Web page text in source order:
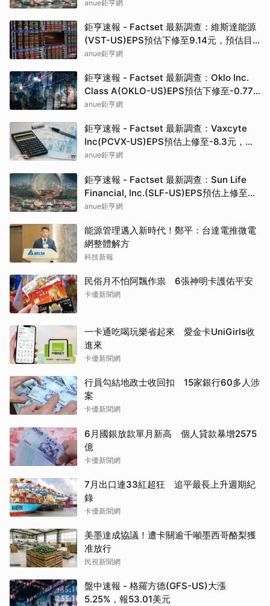
anue鉅亨網
鉅亨速報 - Factset 最新調查：維斯達能源
(VST-US)EPS預估下修至9.14元，預估目
標價為222.00元
anue鉅亨網
鉅亨速報 - Factset 最新調查：Oklo Inc.
Class A(OKLO-US)EPS預估下修至-0.77
元，預估目標價為83.50元
anue鉅亨網
鉅亨速報 - Factset 最新調查：Vaxcyte
Inc(PCVX-US)EPS預估上修至-8.3元，預
估目標價為110.00元
anue鉅亨網
鉅亨速報 - Factset 最新調查：Sun Life
Financial, Inc.(SLF-US)EPS預估上修至
5.73元，預估目標價為80.81元
anue鉅亨網
能源管理邁入新時代！鄭平：台達電推微電
網整體解方
科技新報
民俗月不怕阿飄作祟 6張神明卡護佑平安
卡優新聞網
一卡通吃喝玩樂省起來 愛金卡UniGirls收
進來
卡優新聞網
行員勾結地政士收回扣 15家銀行60多人涉
案
卡優新聞網
6月國銀放款單月新高 個人貸款暴增2575
億
卡優新聞網
7月出口連33紅超狂 追平最長上升週期紀
錄
卡優新聞網
美墨達成協議！遭卡關逾千噸墨西哥酪梨獲
准放行
民視新聞網
盤中速報 - 格羅方德(GFS-US)大漲
5.25%，報53.01美元